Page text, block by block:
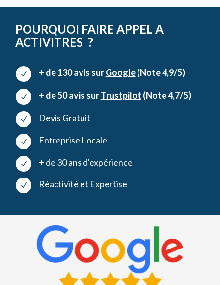
POURQUOI FAIRE APPEL A
ACTIVITRES ?
N + de 130 avis surGoogle(Note 4,9/5)
N + de 50 avis surTrustpilot (Note 4,7/5)
N Devis Gratuit
N Entreprise Locale
N + de 30 ans d'expérience
N Réactivité et Expertise